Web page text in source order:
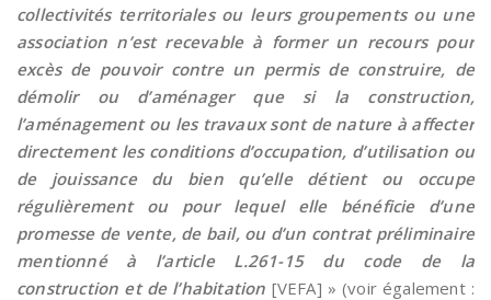
collectivités territoriales ou leurs groupements ou une
association n’est recevable à former un recours pour
excès de pouvoir contre un permis de construire, de
démolir ou d’aménager que si la construction,
l’aménagement ou les travaux sont de nature à affecter
directement les conditions d’occupation, d’utilisation ou
de jouissance du bien qu’elle détient ou occupe
régulièrement ou pour lequel elle bénéficie d’une
promesse de vente, de bail, ou d’un contrat préliminaire
mentionné à l’article L.261-15 du code de la
construction et de l’habitation [VEFA] » (voir également :